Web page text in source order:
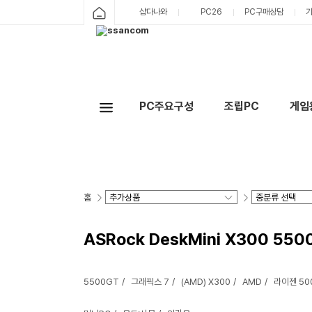
샵다나와 PC26 PC구매상담
PC주요구성 조립PC 게
홈
ASRock DeskMini X300
5500GT 그래픽스 7 (AMD) X300 AMD 라이젠